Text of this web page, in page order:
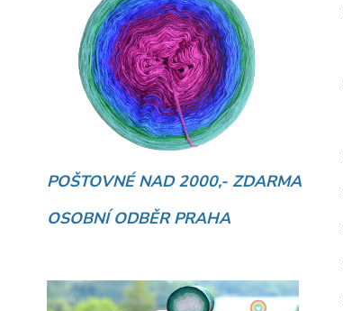
POŠTOVNÉ NAD 2000,- ZDARMA
OSOBNÍ ODBĚR PRAHA